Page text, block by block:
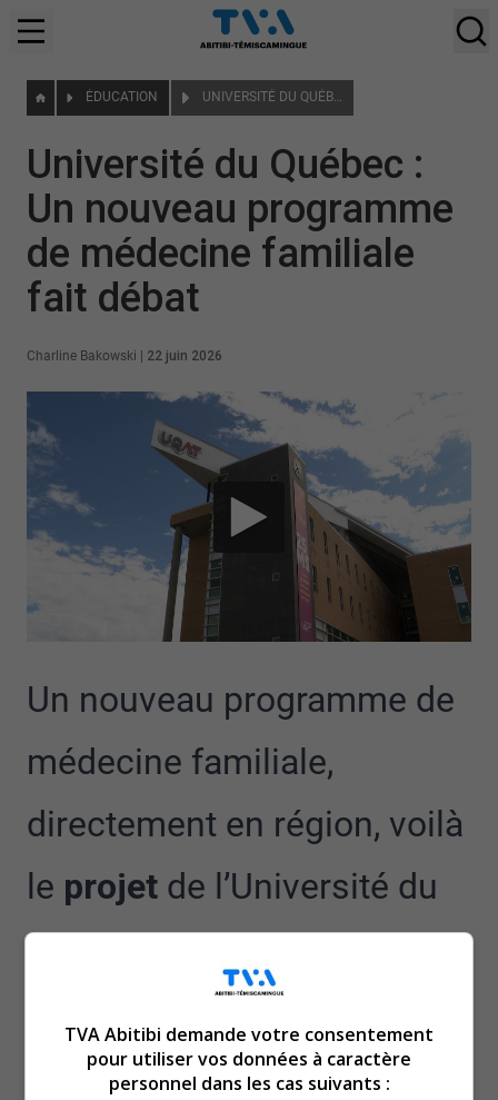
ÉDUCATION UNIVERSITÉ DU QUÉBEC : UN NOUVEAU PROGRAMME DE MÉDECINE FAMILIALE FAIT DÉBAT
Université du Québec :
Un nouveau programme
de médecine familiale
fait débat
Charline Bakowski 22 juin 2026
Un nouveau programme de
médecine familiale,
directement en région, voilà
le projet de l’Université du
Québec, annoncé plus tôt
Aujourd’hui, 4 facultés de médecine d’autres universités
s’y opposent, prétextant qu’une formation complète est
TVA Abitibi demande votre consentement
pour utiliser vos données à caractère
personnel dans les cas suivants :